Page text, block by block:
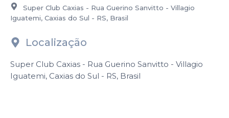
Super Club Caxias - Rua Guerino Sanvitto - Villagio
Iguatemi, Caxias do Sul - RS, Brasil
Localização
Super Club Caxias - Rua Guerino Sanvitto - Villagio
Iguatemi, Caxias do Sul - RS, Brasil